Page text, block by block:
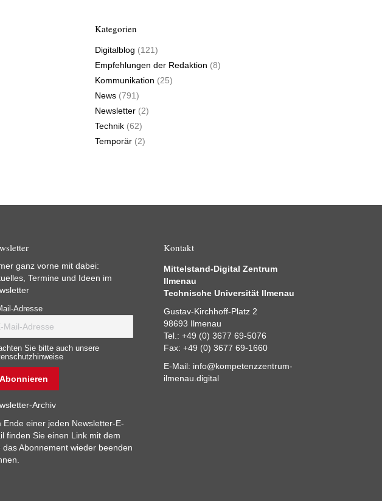
Kategorien
Digitalblog (121)
Empfehlungen der Redaktion (8)
Kommunikation (25)
News (791)
Newsletter (2)
Technik (62)
Temporär (2)
ganz vorne mit dabei:
Termine und Ideen im
Adresse
Sie bitte auch unsere
Archiv
Ende einer jeden Newsletter-E-
finden Sie einen Link mit dem
das Abonnement wieder beenden
Kontakt
Mittelstand-Digital Zentrum
Ilmenau
Technische Universität Ilmenau
Gustav-Kirchhoff-Platz 2
98693 Ilmenau
Tel.: +49 (0) 3677 69-5076
Fax: +49 (0) 3677 69-1660
E-Mail: info@kompetenzzentrum-
ilmenau.digital